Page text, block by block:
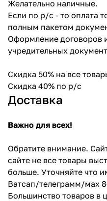
Желательно наличные.
Если по р/с - то оплата
полным пакетом
Оформление договоров
учредительных
Скидка 50% на все
Скидка 40% по р/с
Доставка
Важно для всех!
Обратите внимание.
сайте не все товары
больше. Уточняйте что
Ватсап/телеграмм/мах
Большинство товаров в